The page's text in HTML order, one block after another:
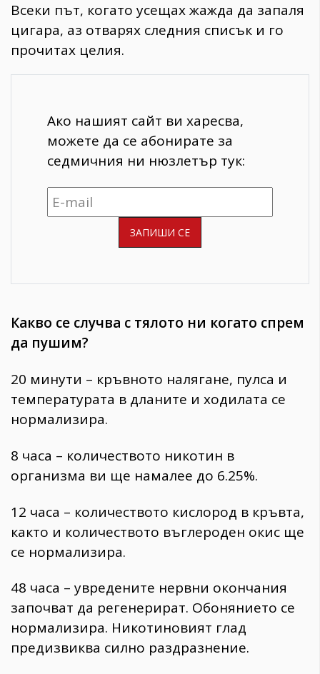
Всеки път, когато усещах жажда да запаля
цигара, аз отварях следния списък и го
прочитах целия.
Ако нашият сайт ви харесва,
можете да се абонирате за
седмичния ни нюзлетър тук:
Какво се случва с тялото ни когато спрем
да пушим?
20 минути – кръвното налягане, пулса и
температурата в дланите и ходилата се
нормализира.
8 часа – количеството никотин в
организма ви ще намалее до 6.25%.
12 часа – количеството кислород в кръвта,
както и количеството въглероден окис ще
се нормализира.
48 часа – увредените нервни окончания
започват да регенерират. Обонянието се
нормализира. Никотиновият глад
предизвиква силно раздразнение.